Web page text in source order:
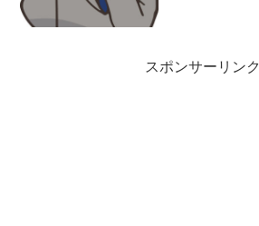
スポンサーリンク